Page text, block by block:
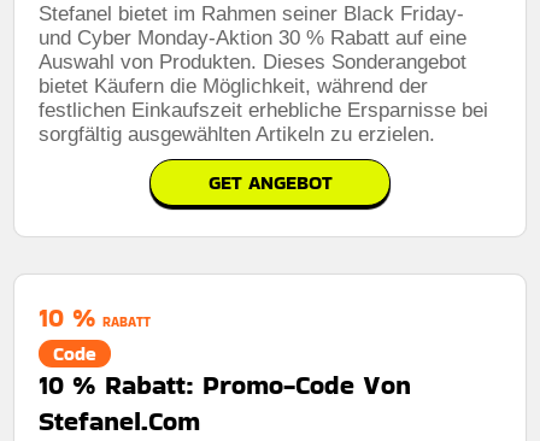
Stefanel bietet im Rahmen seiner Black Friday-
und Cyber ​​Monday-Aktion 30 % Rabatt auf eine
Auswahl von Produkten. Dieses Sonderangebot
bietet Käufern die Möglichkeit, während der
festlichen Einkaufszeit erhebliche Ersparnisse bei
sorgfältig ausgewählten Artikeln zu erzielen.
GET ANGEBOT
10 % RABATT
Code
10 % Rabatt: Promo-Code Von
Stefanel.Com